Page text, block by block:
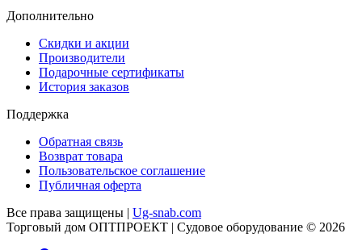
Дополнительно
Скидки и акции
Производители
Подарочные сертификаты
История заказов
Поддержка
Обратная связь
Возврат товара
Пользовательское соглашение
Публичная оферта
Все права защищены | Ug-snab.com
Торговый дом ОПТПРОЕКТ | Судовое оборудование © 2026